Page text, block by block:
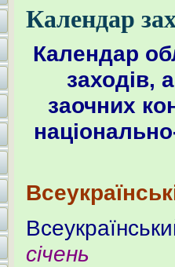
Календар
Календар
заходів,
заочних
січень